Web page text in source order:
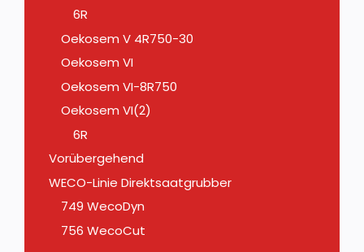
6R
Oekosem V 4R750-30
Oekosem VI
Oekosem VI-8R750
Oekosem VI(2)
6R
Vorübergehend
WECO-Linie Direktsaatgrubber
749 WecoDyn
756 WecoCut